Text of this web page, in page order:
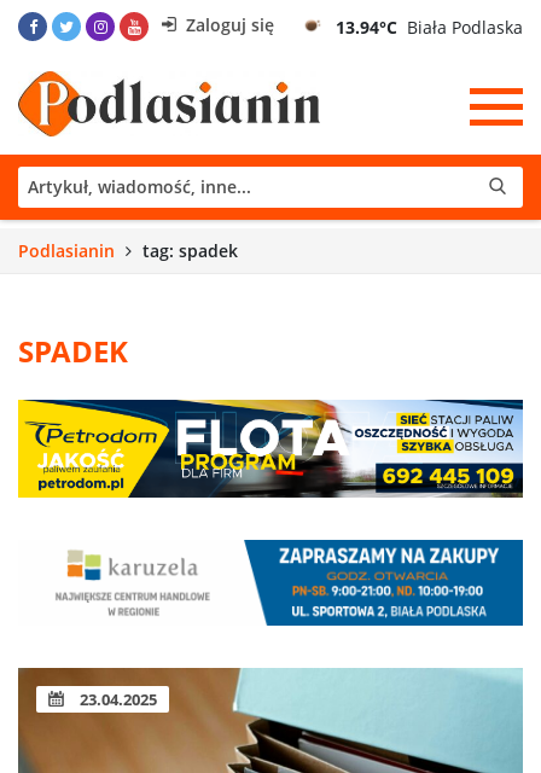
Zaloguj się 13.94°C Biała Podlaska
Podlasianin tag: spadek
SPADEK
23.04.2025